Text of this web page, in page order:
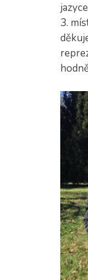
3.